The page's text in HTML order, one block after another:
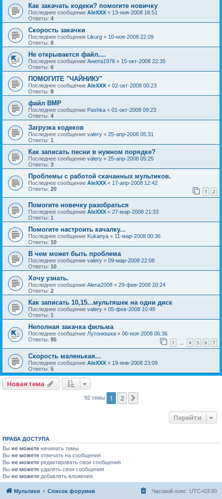
Как закачать кодеки? помогите новичку
Последнее сообщение AleXXX « 13-ноя-2008 16:51
Ответы: 4
Скорость закачки
Последнее сообщение Likurg « 10-ноя-2008 22:09
Ответы: 8
Не открывается файл....
Последнее сообщение Анюта1976 « 15-окт-2008 22:35
Ответы: 6
ПОМОГИТЕ "ЧАЙНИКУ"
Последнее сообщение AleXXX « 02-окт-2008 00:23
Ответы: 8
файл BMP
Последнее сообщение Pashka « 01-окт-2008 09:23
Ответы: 4
Загрузка кодеков
Последнее сообщение valery « 25-апр-2008 05:31
Ответы: 1
Как записать песни в нужном порядке?
Последнее сообщение valery « 25-апр-2008 05:25
Ответы: 3
Проблемы с работой скачанных мультиков.
Последнее сообщение AleXXX « 17-апр-2008 12:42
Ответы: 20 1 2
Помогите новечку разобраться
Последнее сообщение AleXXX « 27-мар-2008 21:33
Ответы: 1
Помогите настроить качалку...
Последнее сообщение Kukanya « 11-мар-2008 00:36
Ответы: 10
В чем может быть проблема
Последнее сообщение valery « 09-мар-2008 22:08
Ответы: 10
Хочу узнать.
Последнее сообщение Alena2008 « 29-фев-2008 20:24
Ответы: 2
Как записать 10,15...мультяшек на одни диск
Последнее сообщение valery « 05-фев-2008 10:49
Ответы: 1
Неполная закачка фильма
Последнее сообщение Лутонюшка « 06-ноя-2008 06:36
Ответы: 95 1 … 4 5 6 7
Скорость маленькая...
Последнее сообщение AleXXX « 19-янв-2008 23:09
Ответы: 5
Новая тема
92 темы 1 2
Перейти
ПРАВА ДОСТУПА
Вы не можете начинать темы
Вы не можете отвечать на сообщения
Вы не можете редактировать свои сообщения
Вы не можете удалять свои сообщения
Вы не можете добавлять вложения
Мультики Список форумов Часовой пояс: UTC+03:00